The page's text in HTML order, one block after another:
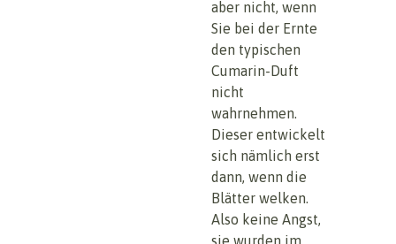
aber nicht, wenn
Sie bei der Ernte
den typischen
Cumarin-Duft
nicht
wahrnehmen.
Dieser entwickelt
sich nämlich erst
dann, wenn die
Blätter welken.
Also keine Angst,
sie wurden im